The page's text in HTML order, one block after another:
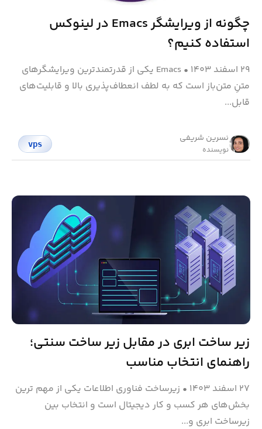
چگونه از ویرایشگر Emacs در لینوکس
استفاده کنیم؟
۲۹ اسفند ۱۴۰۳ •
Emacs یکی از قدرتمندترین ویرایشگرهای
متنِ متن‌باز است که به لطف انعطاف‌پذیری بالا و قابلیت‌های
قابل‌...
نسرین شریفی
نویسنده
vps
زیر ساخت ابری در مقابل زیر ساخت سنتی؛
راهنمای انتخاب مناسب
۲۷ اسفند ۱۴۰۳ • زیرساخت فناوری اطلاعات یکی از مهم ترین
بخش‌های هر کسب‌ و کار دیجیتال است و انتخاب بین
زیرساخت ابری و...